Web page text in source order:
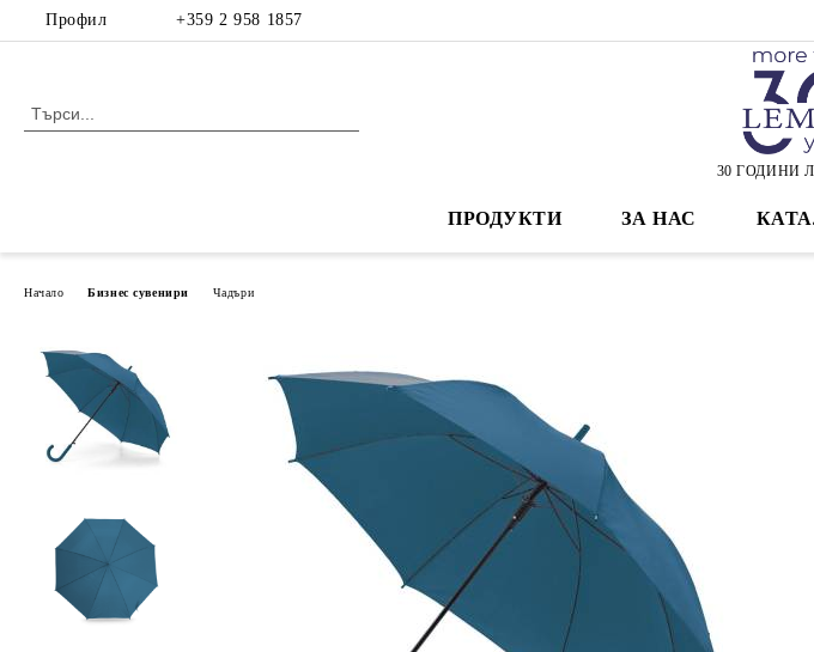
Профил +359 2 958 1857
30 ГОДИНИ
ПРОДУКТИ ЗА НАС
Начало Бизнес сувенири Чадъри